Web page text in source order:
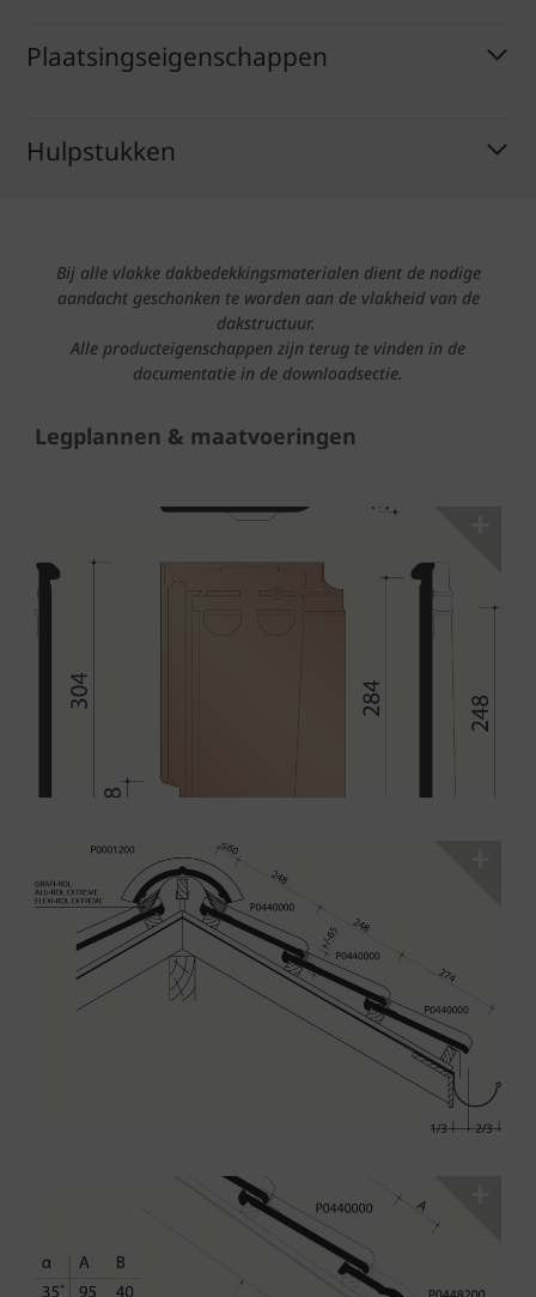
Plaatsingseigenschappen
Hulpstukken
Bij alle vlakke dakbedekkingsmaterialen dient de nodige
aandacht geschonken te worden aan de vlakheid van de
dakstructuur.
Alle producteigenschappen zijn terug te vinden in de
documentatie in de downloadsectie.
Legplannen & maatvoeringen